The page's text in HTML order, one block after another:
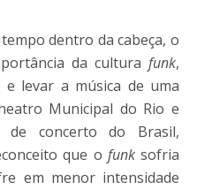
dentro da cabeça, o
da cultura funk,
e levar a música de uma
Municipal do Rio e
de concerto do Brasil,
que o funksofria
em menor intensidade